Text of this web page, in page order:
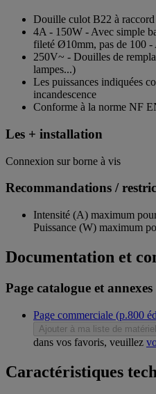
Douille culot B22 à
4A - 150W - Avec simple
fileté Ø10mm, pas de 100 -
250V~ - Douilles de
lampes...)
Les puissances indiquées
incandescence
Conforme à la norme NF
Les + installation
Connexion sur borne à vis
Recommandations /
Intensité (A) maximum
Puissance (W) maximum
Documentation et
Page catalogue et annexes
Page commerciale (p.800
Ajouter à ma liste de matériel
dans vos favoris, veuillez
Caractéristiques